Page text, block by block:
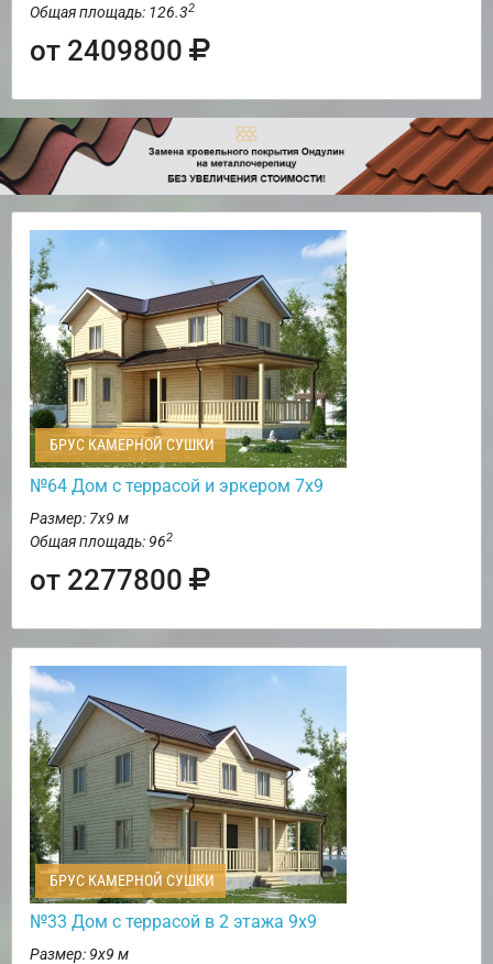
Общая площадь: 126.32
от 2409800
БРУС КАМЕРНОЙ СУШКИ
№64 Дом с террасой и эркером 7х9
Размер: 7х9 м
Общая площадь: 962
от 2277800
БРУС КАМЕРНОЙ СУШКИ
№33 Дом с террасой в 2 этажа 9х9
Размер: 9х9 м